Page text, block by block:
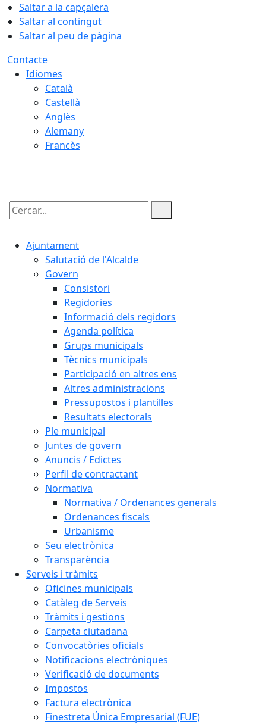
Saltar a la capçalera
Saltar al contingut
Saltar al peu de pàgina
Contacte
Idiomes
Català
Castellà
Anglès
Alemany
Francès
Cercar:
Ajuntament
Salutació de l'Alcalde
Govern
Consistori
Regidories
Informació dels regidors
Agenda política
Grups municipals
Tècnics municipals
Participació en altres ens
Altres administracions
Pressupostos i plantilles
Resultats electorals
Ple municipal
Juntes de govern
Anuncis / Edictes
Perfil de contractant
Normativa
Normativa / Ordenances generals
Ordenances fiscals
Urbanisme
Seu electrònica
Transparència
Serveis i tràmits
Oficines municipals
Catàleg de Serveis
Tràmits i gestions
Carpeta ciutadana
Convocatòries oficials
Notificacions electròniques
Verificació de documents
Impostos
Factura electrònica
Finestreta Única Empresarial (FUE)